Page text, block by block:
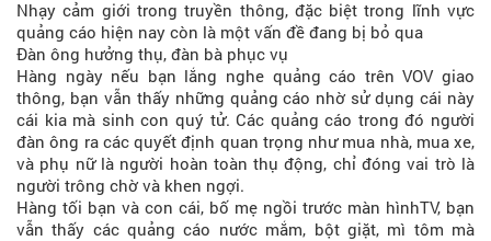
Nhạy cảm giới trong truyền thông, đặc biệt trong lĩnh vực
quảng cáo hiện nay còn là một vấn đề đang bị bỏ qua
Đàn ông hưởng thụ, đàn bà phục vụ
Hàng ngày nếu bạn lắng nghe quảng cáo trên VOV giao
thông, bạn vẫn thấy những quảng cáo nhờ sử dụng cái này
cái kia mà sinh con quý tử. Các quảng cáo trong đó người
đàn ông ra các quyết định quan trọng như mua nhà, mua xe,
và phụ nữ là người hoàn toàn thụ động, chỉ đóng vai trò là
người trông chờ và khen ngợi.
Hàng tối bạn và con cái, bố mẹ ngồi trước màn hìnhTV, bạn
vẫn thấy các quảng cáo nước mắm, bột giặt, mì tôm mà